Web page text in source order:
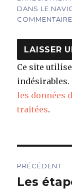
DANS LE
COMMENTAIRE.
Ce site
indésirables.
les données
traitées.
de
PRÉCÉDENT
Article
Les